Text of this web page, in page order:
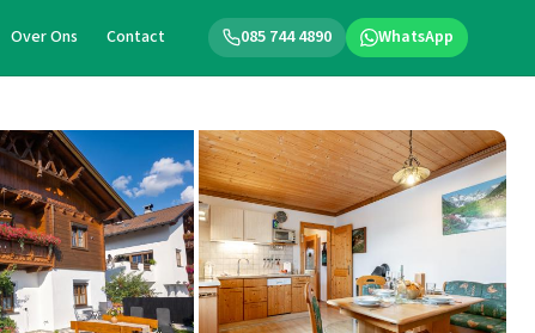
085 744 4890 WhatsApp
Over Ons Contact